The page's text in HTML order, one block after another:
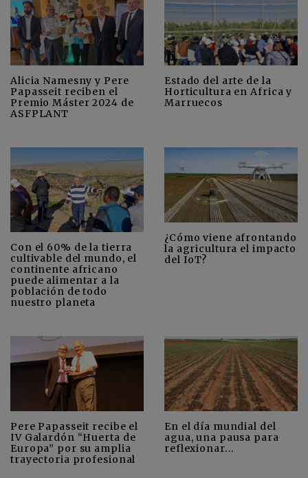
Alicia Namesny y Pere
Papasseit reciben el
Premio Máster 2024 de
ASFPLANT
Estado del arte de la
Horticultura en Africa y
Marruecos
Con el 60% de la tierra
cultivable del mundo, el
continente africano
puede alimentar a la
población de todo
nuestro planeta
¿Cómo viene afrontando
la agricultura el impacto
del IoT?
Pere Papasseit recibe el
IV Galardón “Huerta de
Europa” por su amplia
trayectoria profesional
En el día mundial del
agua, una pausa para
reflexionar...